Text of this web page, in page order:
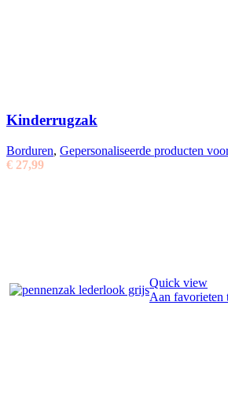
Kinderrugzak
Borduren, Gepersonaliseerde producten
€ 27,99
Quick view
Aan favorieten